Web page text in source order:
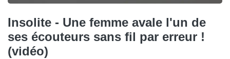
Insolite - Une femme avale l'un de
ses écouteurs sans fil par erreur !
(vidéo)